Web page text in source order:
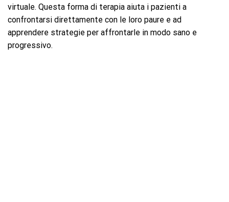
virtuale. Questa forma di terapia aiuta i pazienti a
confrontarsi direttamente con le loro paure e ad
apprendere strategie per affrontarle in modo sano e
progressivo.